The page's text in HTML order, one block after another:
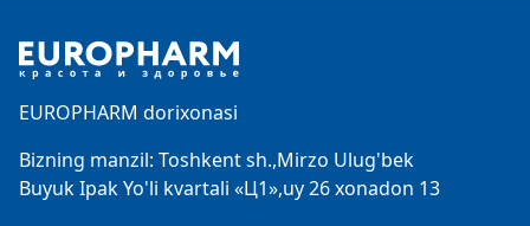
EUROPHARM dorixonasi
Bizning manzil: Toshkent sh.,Mirzo Ulug'bek
Buyuk Ipak Yo'li kvartali «Ц1»,uy 26 xonadon 13